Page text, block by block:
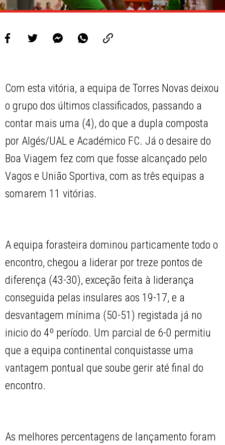
Com esta vitória, a equipa de Torres Novas deixou
o grupo dos últimos classificados, passando a
contar mais uma (4), do que a dupla composta
por Algés/UAL e Académico FC. Já o desaire do
Boa Viagem fez com que fosse alcançado pelo
Vagos e União Sportiva, com as três equipas a
somarem 11 vitórias.
A equipa forasteira dominou particamente todo o
encontro, chegou a liderar por treze pontos de
diferença (43-30), exceção feita à liderança
conseguida pelas insulares aos 19-17, e a
desvantagem mínima (50-51) registada já no
inicio do 4º período. Um parcial de 6-0 permitiu
que a equipa continental conquistasse uma
vantagem pontual que soube gerir até final do
encontro.
As melhores percentagens de lançamento foram